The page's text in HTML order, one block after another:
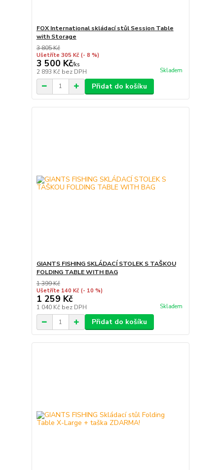
FOX International skládací stůl Session Table
with Storage
3 805 Kč
Ušetříte 305 Kč (- 8 %)
3 500 Kč/ks
2 893 Kč bez DPH Skladem
Přidat do košíku
GIANTS FISHING SKLÁDACÍ STOLEK S TAŠKOU
FOLDING TABLE WITH BAG
1 399 Kč
Ušetříte 140 Kč (- 10 %)
1 259 Kč
1 040 Kč bez DPH Skladem
Přidat do košíku